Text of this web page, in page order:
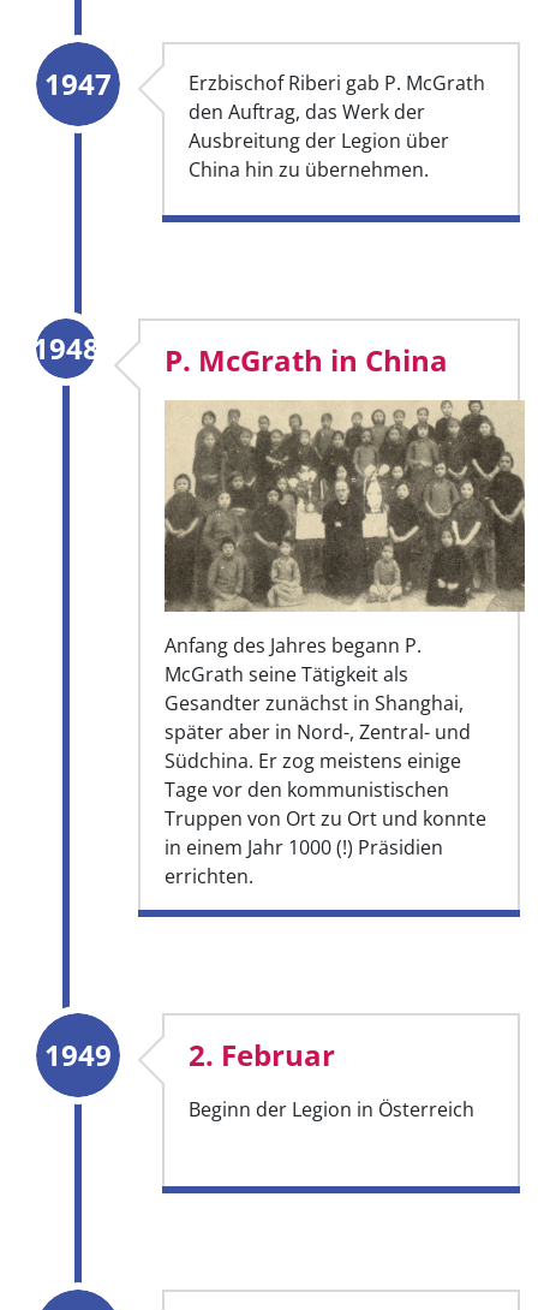
Erzbischof Riberi gab P. McGrath
den Auftrag, das Werk der
Ausbreitung der Legion über
China hin zu übernehmen.
1947
P. McGrath in China
Anfang des Jahres begann P.
McGrath seine Tätigkeit als
Gesandter zunächst in Shanghai,
später aber in Nord-, Zentral- und
Südchina. Er zog meistens einige
Tage vor den kommunistischen
Truppen von Ort zu Ort und konnte
in einem Jahr 1000 (!) Präsidien
errichten.
1948
2. Februar
Beginn der Legion in Österreich
1949